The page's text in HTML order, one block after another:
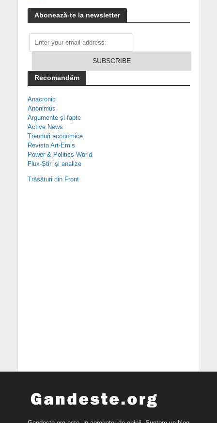
Abonează-te la newsletter
Recomandăm
Anacronic
Anonimus
Argumente și fapte
Active News
Trenduri economice
Revista Art-Emis
Power & Politics World
Flux-Știri și analize
Trăsături din Front